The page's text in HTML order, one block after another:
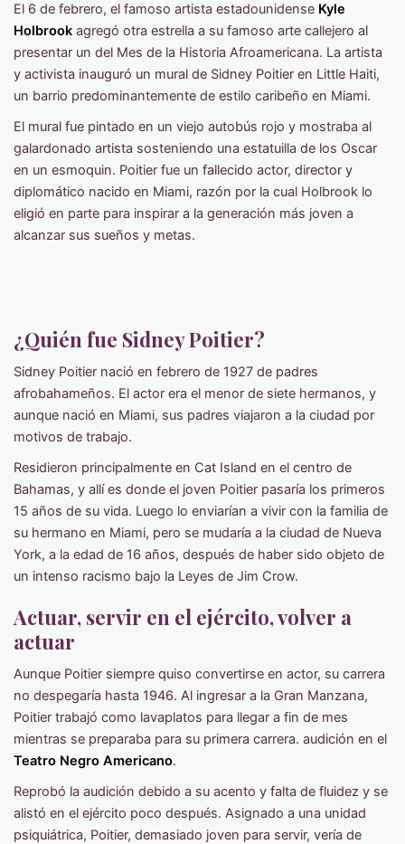
El 6 de febrero, el famoso artista estadounidense Kyle
Holbrook agregó otra estrella a su famoso arte callejero al
presentar un del Mes de la Historia Afroamericana. La artista
y activista inauguró un mural de Sidney Poitier en Little Haiti,
un barrio predominantemente de estilo caribeño en Miami.
El mural fue pintado en un viejo autobús rojo y mostraba al
galardonado artista sosteniendo una estatuilla de los Oscar
en un esmoquin. Poitier fue un fallecido actor, director y
diplomático nacido en Miami, razón por la cual Holbrook lo
eligió en parte para inspirar a la generación más joven a
alcanzar sus sueños y metas.
¿Quién fue Sidney Poitier?
Sidney Poitier nació en febrero de 1927 de padres
afrobahameños. El actor era el menor de siete hermanos, y
aunque nació en Miami, sus padres viajaron a la ciudad por
motivos de trabajo.
Residieron principalmente en Cat Island en el centro de
Bahamas, y allí es donde el joven Poitier pasaría los primeros
15 años de su vida. Luego lo enviarían a vivir con la familia de
su hermano en Miami, pero se mudaría a la ciudad de Nueva
York, a la edad de 16 años, después de haber sido objeto de
un intenso racismo bajo la Leyes de Jim Crow.
Actuar, servir en el ejército, volver a
actuar
Aunque Poitier siempre quiso convertirse en actor, su carrera
no despegaría hasta 1946. Al ingresar a la Gran Manzana,
Poitier trabajó como lavaplatos para llegar a fin de mes
mientras se preparaba para su primera carrera. audición en el
Teatro Negro Americano.
Reprobó la audición debido a su acento y falta de fluidez y se
alistó en el ejército poco después. Asignado a una unidad
psiquiátrica, Poitier, demasiado joven para servir, vería de